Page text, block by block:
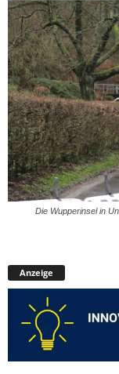
Die Wupperinsel in
Anzeige